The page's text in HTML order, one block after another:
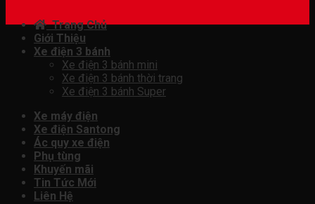
Trang Chủ
Giới Thiệu
Xe điện 3 bánh
Xe điện 3 bánh mini
Xe điện 3 bánh thời trang
Xe điện 3 bánh Super
Xe máy điện
Xe điện Santong
Ác quy xe điện
Phụ tùng
Khuyến mãi
Tin Tức Mới
Liên Hệ